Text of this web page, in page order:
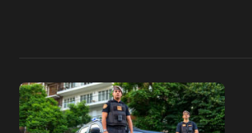
c
i